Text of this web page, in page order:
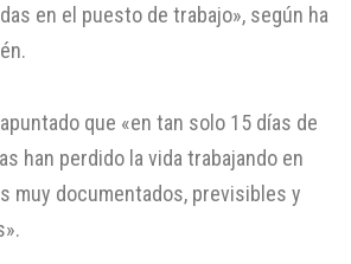
en el puesto de trabajo», según ha
que «en tan solo 15 días de
han perdido la vida trabajando en
muy documentados, previsibles y